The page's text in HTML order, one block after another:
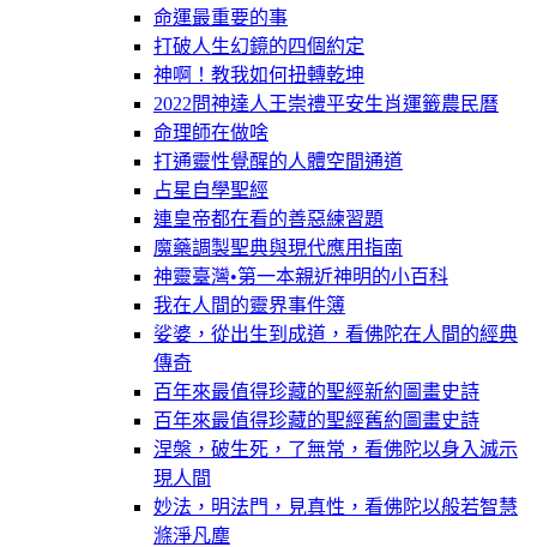
命運最重要的事
打破人生幻鏡的四個約定
神啊！教我如何扭轉乾坤
2022問神達人王崇禮平安生肖運籤農民曆
命理師在做啥
打通靈性覺醒的人體空間通道
占星自學聖經
連皇帝都在看的善惡練習題
魔藥調製聖典與現代應用指南
神靈臺灣•第一本親近神明的小百科
我在人間的靈界事件簿
娑婆，從出生到成道，看佛陀在人間的經典
傳奇
百年來最值得珍藏的聖經新約圖畫史詩
百年來最值得珍藏的聖經舊約圖畫史詩
涅槃，破生死，了無常，看佛陀以身入滅示
現人間
妙法，明法門，見真性，看佛陀以般若智慧
滌淨凡塵